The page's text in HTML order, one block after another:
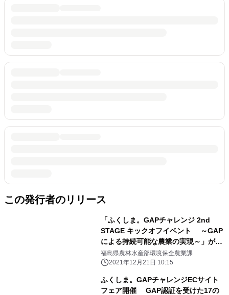
この発行者のリリース
「ふくしま。GAPチャレンジ 2nd
STAGE キックオフイベント ～GAP
による持続可能な農業の実現～」が12
月23日に開催
福島県農林水産部環境保全農業課
2021年12月21日 10:15
ふくしま。GAPチャレンジECサイト
フェア開催 GAP認証を受けた17の